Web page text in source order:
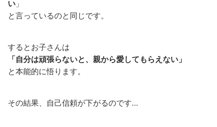
い 」
と言っているのと同じです。
するとお子さんは
「自分は頑張らないと、親から愛してもらえない」
と本能的に悟ります。
その結果、自己信頼が下がるのです…